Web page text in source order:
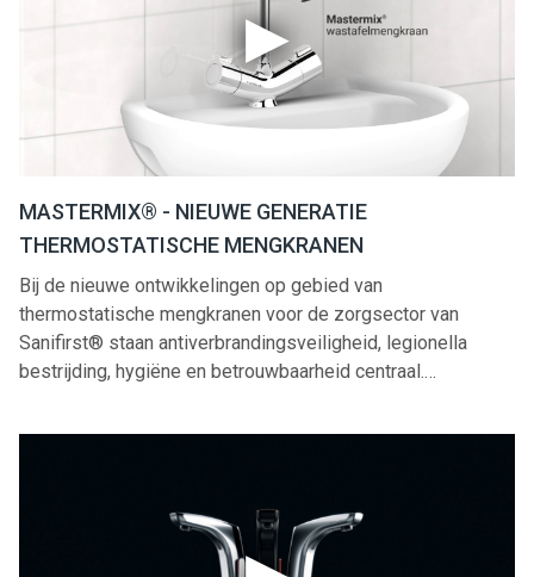
MASTERMIX® - NIEUWE GENERATIE
THERMOSTATISCHE MENGKRANEN
Bij de nieuwe ontwikkelingen op gebied van
thermostatische mengkranen voor de zorgsector van
Sanifirst® staan antiverbrandingsveiligheid, legionella
bestrijding, hygiëne en betrouwbaarheid centraal.
douchethermostaat, douchetablet en douchepaneel